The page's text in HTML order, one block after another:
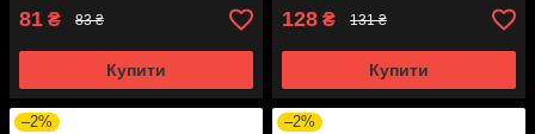
81 ₴ 83 ₴
Купити
128 ₴ 131 ₴
Купити
–2% –2%